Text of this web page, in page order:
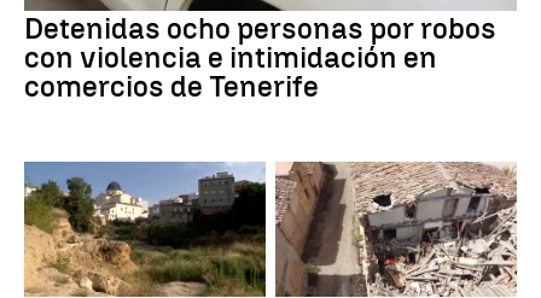
Detenidas ocho personas por robos
con violencia e intimidación en
comercios de Tenerife